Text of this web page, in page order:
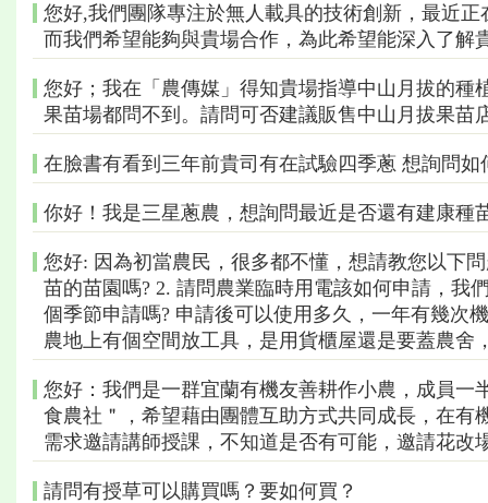
您好,我們團隊專注於無人載具的技術創新，最近
而我們希望能夠與貴場合作，為此希望能深入了
您好；我在「農傳媒」得知貴場指導中山月拔的
果苗場都問不到。請問可否建議販售中山月拔果苗
在臉書有看到三年前貴司有在試驗四季蔥 想詢問如
你好！我是三星蔥農，想詢問最近是否還有建康種
您好: 因為初當農民，很多都不懂，想請教您以下
苗的苗園嗎? 2. 請問農業臨時用電該如何申請，我
個季節申請嗎? 申請後可以使用多久，一年有幾次
農地上有個空間放工具，是用貨櫃屋還是要蓋農舍
您好：我們是一群宜蘭有機友善耕作小農，成員
食農社＂，希望藉由團體互助方式共同成長，在
需求邀請講師授課，不知道是否有可能，邀請花
請問有授草可以購買嗎？要如何買？